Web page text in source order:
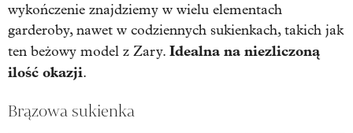
wykończenie znajdziemy w wielu elementach
garderoby, nawet w codziennych sukienkach, takich jak
ten beżowy model z Zary. Idealna na niezliczoną
ilość okazji.
Brązowa sukienka